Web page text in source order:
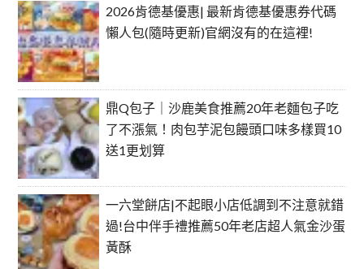
2026肯德基優惠| 最新肯德基優惠券代碼
懶人包(隨時更新)官網沒有的在這裡!
鼎Q包子｜沙鹿美食推薦20年老麵包子吃
了不漲氣！肉包芋泥包饅頭口味多樣買10
送1更划算
一六堂餅店|不起眼小店低調到不注意就錯
過!台中伴手禮推薦50年老店超人氣金沙蛋
黃酥